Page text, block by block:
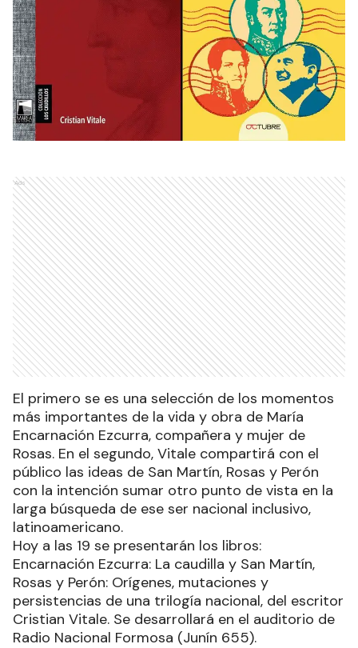
Ads
El primero se es una selección de los momentos
más importantes de la vida y obra de María
Encarnación Ezcurra, compañera y mujer de
Rosas. En el segundo, Vitale compartirá con el
público las ideas de San Martín, Rosas y Perón
con la intención sumar otro punto de vista en la
larga búsqueda de ese ser nacional inclusivo,
latinoamericano.
Hoy a las 19 se presentarán los libros:
Encarnación Ezcurra: La caudilla y San Martín,
Rosas y Perón: Orígenes, mutaciones y
persistencias de una trilogía nacional, del escritor
Cristian Vitale. Se desarrollará en el auditorio de
Radio Nacional Formosa (Junín 655).